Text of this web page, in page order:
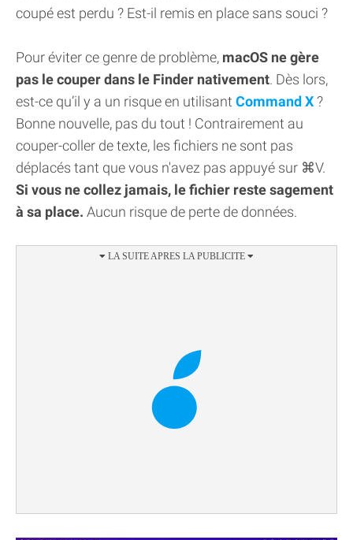
coupé est perdu ? Est-il remis en place sans souci ?
Pour éviter ce genre de problème, macOS ne gère
pas le couper dans le Finder nativement. Dès lors,
est-ce qu’il y a un risque en utilisant Command X?
Bonne nouvelle, pas du tout ! Contrairement au
couper-coller de texte, les fichiers ne sont pas
déplacés tant que vous n'avez pas appuyé sur ⌘V.
Si vous ne collez jamais, le fichier reste sagement
à sa place. Aucun risque de perte de données.